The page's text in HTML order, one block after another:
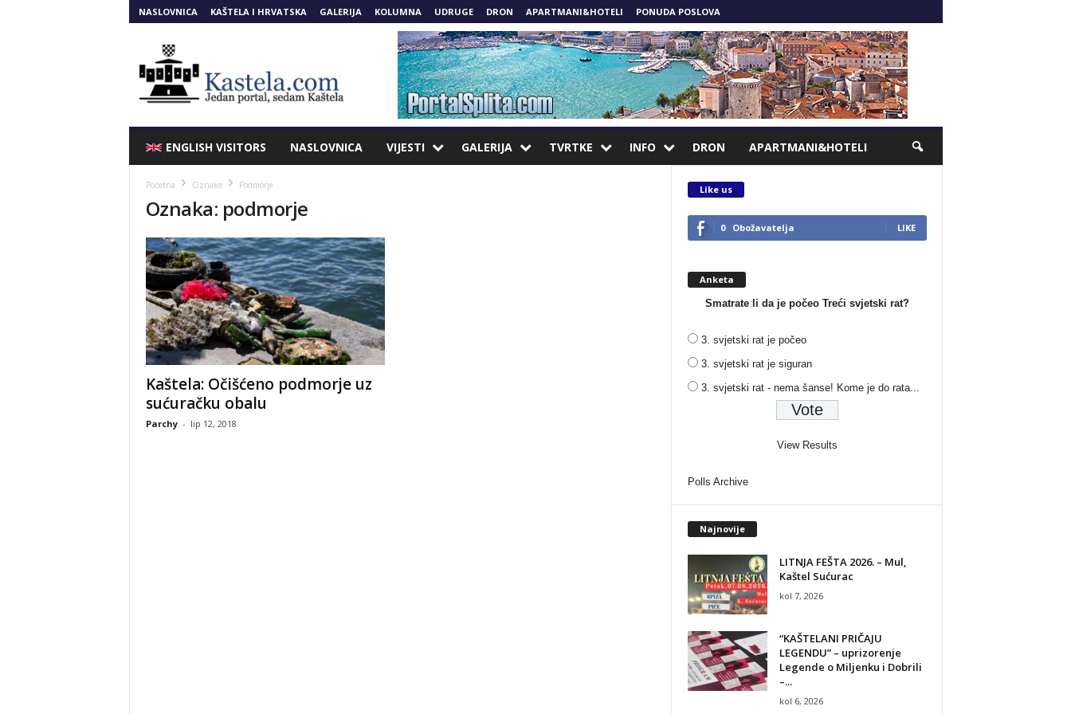
NASLOVNICA KAŠTELA I HRVATSKA GALERIJA KOLUMNA UDRUGE DRON APARTMANI&HOTELI PONUDA POSLOVA
ENGLISH VISITORS NASLOVNICA VIJESTI GALERIJA TVRTKE INFO DRON APARTMANI&HOTELI
Početna Oznake Podmorje
Oznaka: podmorje
Kaštela: Očišćeno podmorje uz
sućuračku obalu
Parchy - lip 12, 2018
Like us
0 Obožavatelja LIKE
Anketa
Smatrate li da je počeo Treći svjetski rat?
3. svjetski rat je počeo
3. svjetski rat je siguran
3. svjetski rat - nema šanse! Kome je do rata...
View Results
Polls Archive
Najnovije
LITNJA FEŠTA 2026. – Mul,
Kaštel Sućurac
kol 7, 2026
“KAŠTELANI PRIČAJU
LEGENDU” – uprizorenje
Legende o Miljenku i Dobrili
–...
kol 6, 2026